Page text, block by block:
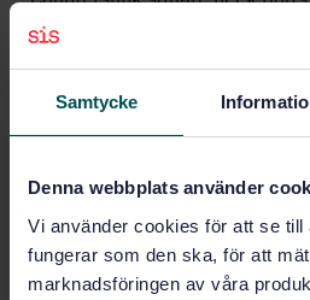
Samtycke
Denna webbplats använder
Vi använder cookies för att se till
fungerar som den ska, för att
marknadsföringen av våra
threads. Coarse pitch
PDF